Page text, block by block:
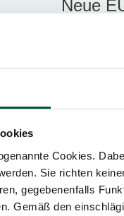
Cookies.
Sie richten
gegebenenfalls
Gemäß den
Neue
Durch ein
der nicht-
Ausmaß
EU-